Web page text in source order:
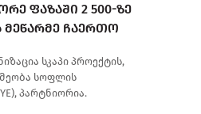
ფაზაში 2 500-ზე
ჩაერთო
სკაპი პროექტის,
სოფლის
პარტნიორია.